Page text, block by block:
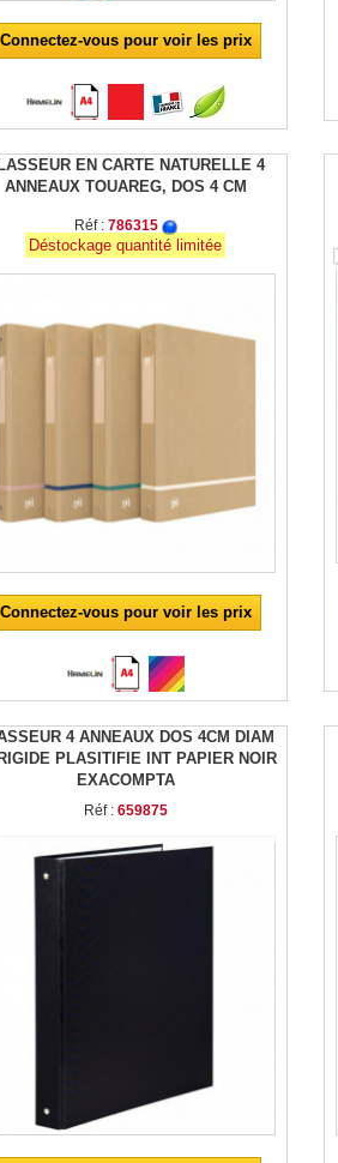
Connectez-vous pour voir les prix
EN CARTE NATURELLE 4
ANNEAUX TOUAREG, DOS 4 CM
Réf : 786315
Déstockage quantité limitée
Connectez-vous pour voir les prix
4 ANNEAUX DOS 4CM DIAM
PLASITIFIE INT PAPIER NOIR
EXACOMPTA
Réf : 659875